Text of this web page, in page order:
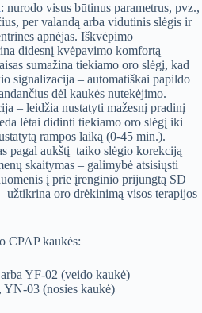
: nurodo visus būtinus parametrus, pvz.,
per valandą arba vidutinis slėgis ir
apnėjas. Iškvėpimo
didesnį kvėpavimo komfortą
sumažina tiekiamo oro slėgį, kad
signalizacija – automatiškai papildo
dėl kaukės nutekėjimo.
– leidžia nustatyti mažesnį pradinį
lėtai didinti tiekiamo oro slėgį iki
rampos laiką (0-45 min.).
pagal aukštį taiko slėgio korekciją
skaitymas – galimybė atsisiųsti
į prie įrenginio prijungtą SD
užtikrina oro drėkinimą visos terapijos
CPAP kaukės:
YF-02 (veido kaukė)
03 (nosies kaukė)